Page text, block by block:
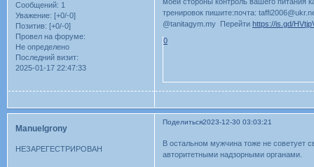
Сообщений: 1
Уважение: [+0/-0]
Позитив: [+0/-0]
Провел на форуме:
Не определено
Последний визит:
2025-01-17 22:47:33
тренировок пишите:почта:
@tanitagym.my Перейтиhttps://is.gd/
0
Поделиться2023-12-30 03:03:21
Manuelgrony
НЕЗАРЕГЕСТРИРОВАН
В остальном мужчина тоже не советует
авторитетными надзорными органами.